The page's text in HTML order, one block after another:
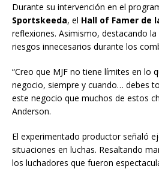
Durante su intervención en el
Sportskeeda, el Hall of Famer de
reflexiones. Asimismo, destacando
riesgos innecesarios durante los
“Creo que MJF no tiene límites en lo
negocio, siempre y cuando… debes
este negocio que muchos de estos
Anderson.
El experimentado productor señaló
situaciones en luchas. Resaltando
los luchadores que fueron